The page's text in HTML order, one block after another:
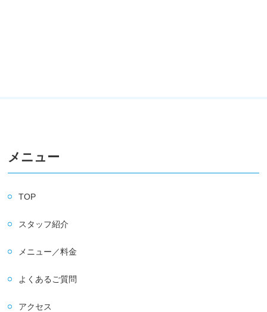
メニュー
TOP
スタッフ紹介
メニュー／料金
よくあるご質問
アクセス